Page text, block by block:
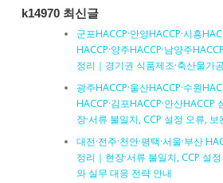
k14970 최신글
군포HACCP·안양HACCP·시흥
HACCP·양주HACCP·남양주
정리｜경기권 식품제조·축산물가
광주HACCP·울산HACCP·수원
HACCP·김포HACCP·안산
장·서류 불일치, CCP 설정 오류,
대전·전주·천안·평택·서울·부산
정리｜현장·서류 불일치, CCP 설
와 실무 대응 전략 안내